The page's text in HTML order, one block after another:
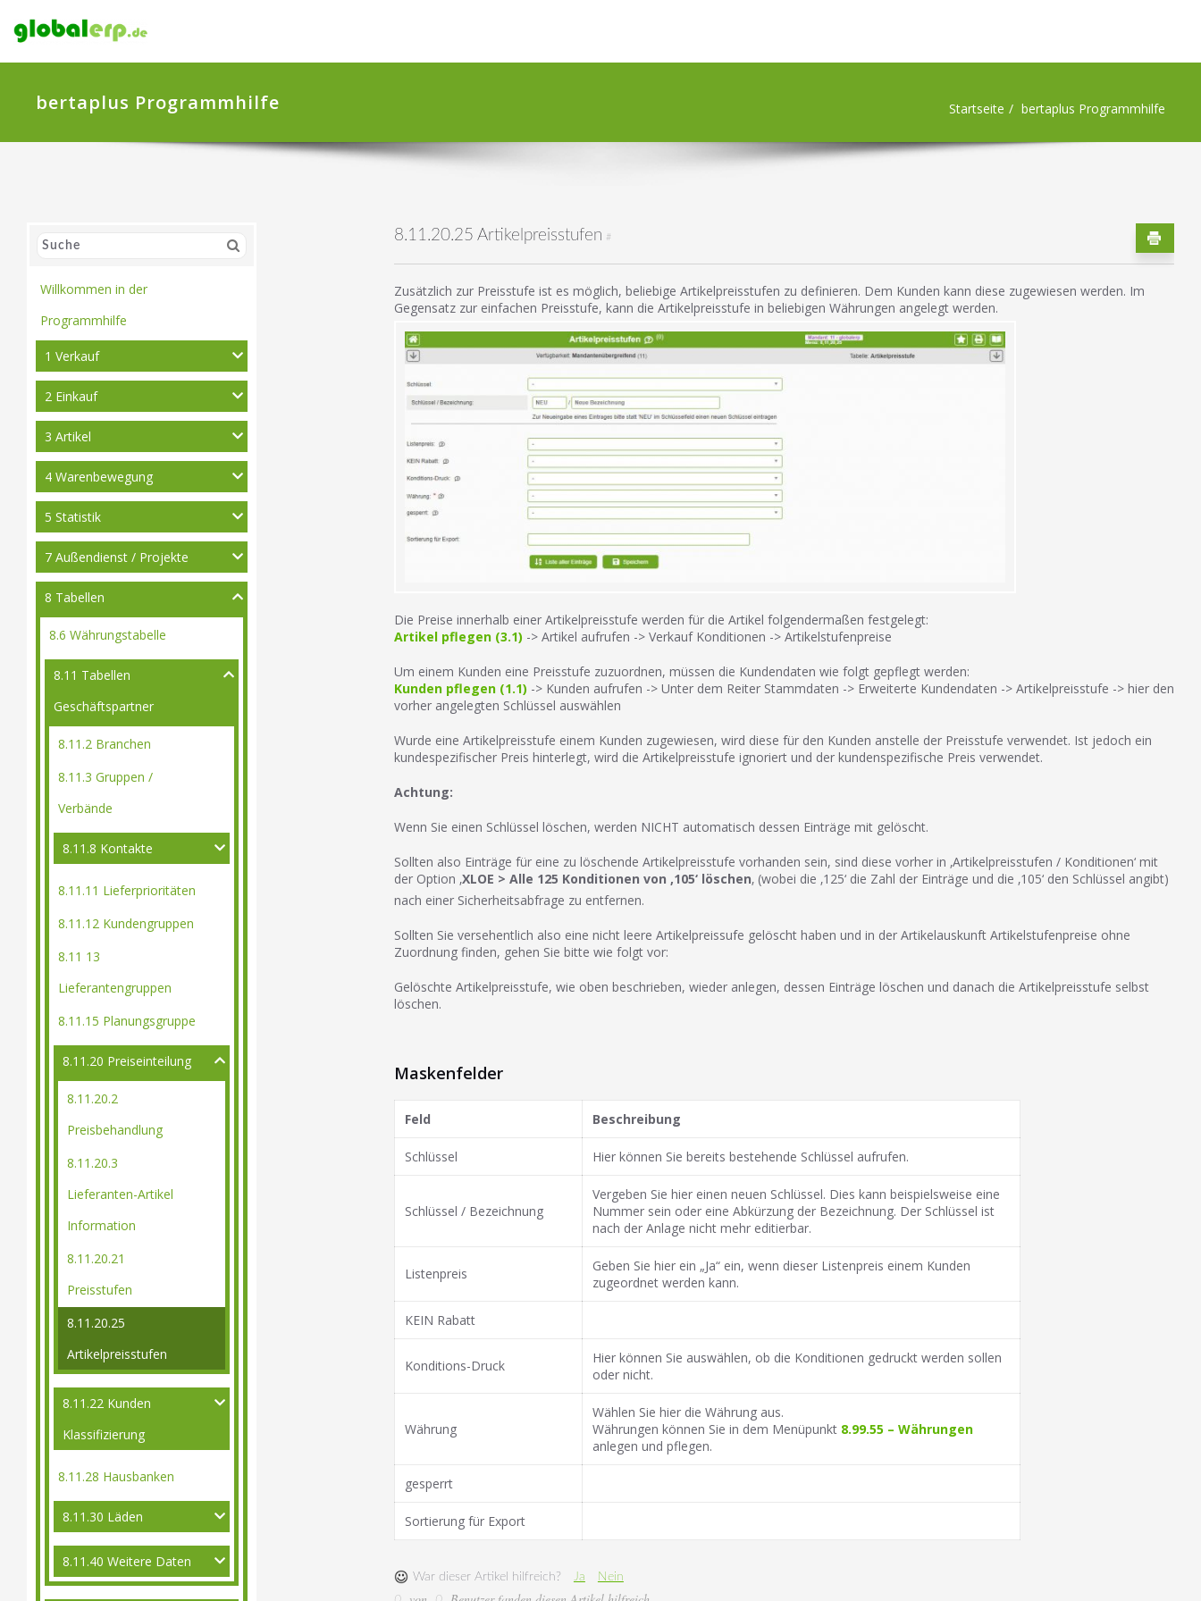
bertaplus Programmhilfe Startseite bertaplus Programmhilfe
Willkommen in der
Programmhilfe
1 Verkauf
2 Einkauf
3 Artikel
4 Warenbewegung
5 Statistik
7 Außendienst / Projekte
8 Tabellen
8.6 Währungstabelle
8.11 Tabellen
Geschäftspartner
8.11.2 Branchen
8.11.3 Gruppen /
Verbände
8.11.8 Kontakte
8.11.11 Lieferprioritäten
8.11.12 Kundengruppen
8.11 13
Lieferantengruppen
8.11.15 Planungsgruppe
8.11.20 Preiseinteilung
8.11.20.2
Preisbehandlung
8.11.20.3
Lieferanten-Artikel
Information
8.11.20.21
Preisstufen
8.11.20.25
Artikelpreisstufen
8.11.22 Kunden
Klassifizierung
8.11.28 Hausbanken
8.11.30 Läden
8.11.40 Weitere Daten
8.11.20.25 Artikelpreisstufen #
Zusätzlich zur Preisstufe ist es möglich, beliebige Artikelpreisstufen zu definieren. Dem Kunden kann diese zugewiesen werden. Im
Gegensatz zur einfachen Preisstufe, kann die Artikelpreisstufe in beliebigen Währungen angelegt werden.
Die Preise innerhalb einer Artikelpreisstufe werden für die Artikel folgendermaßen festgelegt:
Artikel pflegen (3.1) -> Artikel aufrufen -> Verkauf Konditionen -> Artikelstufenpreise
Um einem Kunden eine Preisstufe zuzuordnen, müssen die Kundendaten wie folgt gepflegt werden:
Kunden pflegen (1.1) -> Kunden aufrufen -> Unter dem Reiter Stammdaten -> Erweiterte Kundendaten -> Artikelpreisstufe -> hier den
vorher angelegten Schlüssel auswählen
Wurde eine Artikelpreisstufe einem Kunden zugewiesen, wird diese für den Kunden anstelle der Preisstufe verwendet. Ist jedoch ein
kundespezifischer Preis hinterlegt, wird die Artikelpreisstufe ignoriert und der kundenspezifische Preis verwendet.
Achtung:
Wenn Sie einen Schlüssel löschen, werden NICHT automatisch dessen Einträge mit gelöscht.
Sollten also Einträge für eine zu löschende Artikelpreisstufe vorhanden sein, sind diese vorher in ‚Artikelpreisstufen / Konditionen‘ mit
der Option ‚XLOE > Alle 125 Konditionen von ‚105‘ löschen‚ (wobei die ‚125‘ die Zahl der Einträge und die ‚105‘ den Schlüssel angibt)
nach einer Sicherheitsabfrage zu entfernen.
Sollten Sie versehentlich also eine nicht leere Artikelpreissufe gelöscht haben und in der Artikelauskunft Artikelstufenpreise ohne
Zuordnung finden, gehen Sie bitte wie folgt vor:
Gelöschte Artikelpreisstufe, wie oben beschrieben, wieder anlegen, dessen Einträge löschen und danach die Artikelpreisstufe selbst
löschen.
Maskenfelder
Feld Beschreibung
Schlüssel Hier können Sie bereits bestehende Schlüssel aufrufen.
Schlüssel / Bezeichnung
Vergeben Sie hier einen neuen Schlüssel. Dies kann beispielsweise eine
Nummer sein oder eine Abkürzung der Bezeichnung. Der Schlüssel ist
nach der Anlage nicht mehr editierbar.
Listenpreis
Geben Sie hier ein „Ja“ ein, wenn dieser Listenpreis einem Kunden
zugeordnet werden kann.
KEIN Rabatt
Konditions-Druck
Hier können Sie auswählen, ob die Konditionen gedruckt werden sollen
oder nicht.
Währung
Wählen Sie hier die Währung aus.
Währungen können Sie in dem Menüpunkt 8.99.55 – Währungen
anlegen und pflegen.
gesperrt
Sortierung für Export
War dieser Artikel hilfreich? Ja
Nein